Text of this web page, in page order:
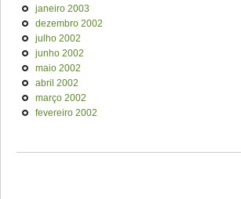
janeiro 2003
dezembro 2002
julho 2002
junho 2002
maio 2002
abril 2002
março 2002
fevereiro 2002